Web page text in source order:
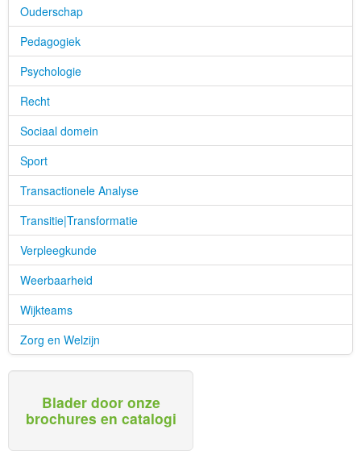
Ouderschap
Pedagogiek
Psychologie
Recht
Sociaal domein
Sport
Transactionele Analyse
Transitie|Transformatie
Verpleegkunde
Weerbaarheid
Wijkteams
Zorg en Welzijn
Blader door onze
brochures en catalogi